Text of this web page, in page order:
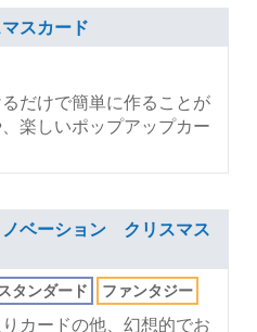
スカード
だけで簡単に作ることが
楽しいポップアップカー
ノベーション クリスマス
スタンダード ファンタジー
カードの他、幻想的でお